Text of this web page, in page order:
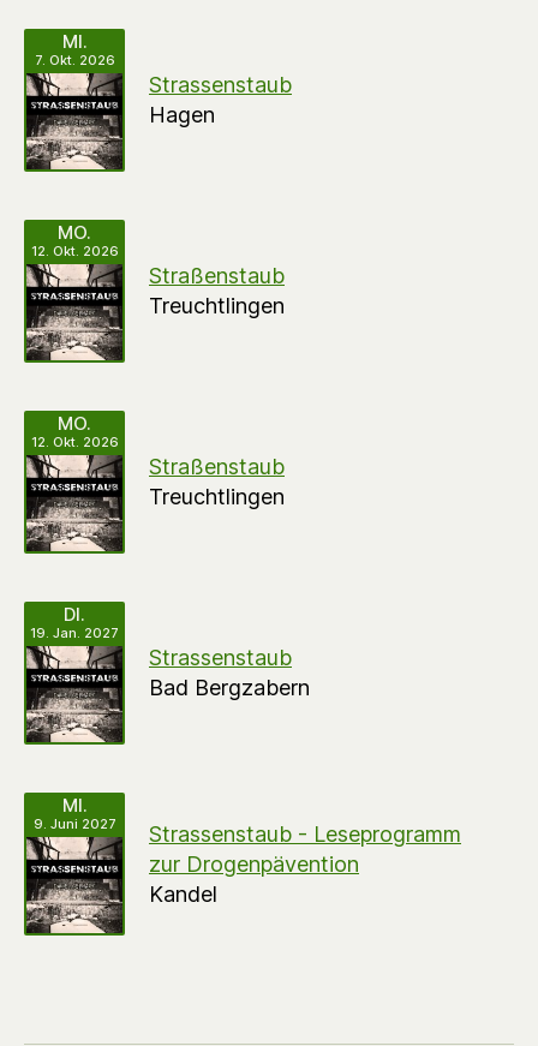
MI.
7. Okt. 2026
Strassenstaub
Hagen
MO.
12. Okt. 2026
Straßenstaub
Treuchtlingen
MO.
12. Okt. 2026
Straßenstaub
Treuchtlingen
DI.
19. Jan. 2027
Strassenstaub
Bad Bergzabern
MI.
9. Juni 2027
Strassenstaub - Leseprogramm
zur Drogenpävention
Kandel